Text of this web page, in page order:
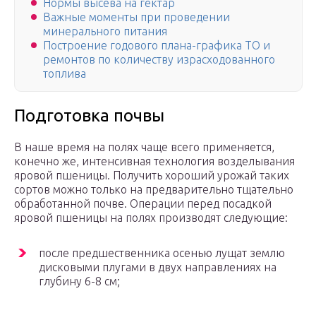
Нормы высева на гектар
Важные моменты при проведении
минерального питания
Построение годового плана-графика ТО и
ремонтов по количеству израсходованного
топлива
Подготовка почвы
В наше время на полях чаще всего применяется,
конечно же, интенсивная технология возделывания
яровой пшеницы. Получить хороший урожай таких
сортов можно только на предварительно тщательно
обработанной почве. Операции перед посадкой
яровой пшеницы на полях производят следующие:
после предшественника осенью лущат землю
дисковыми плугами в двух направлениях на
глубину 6-8 см;